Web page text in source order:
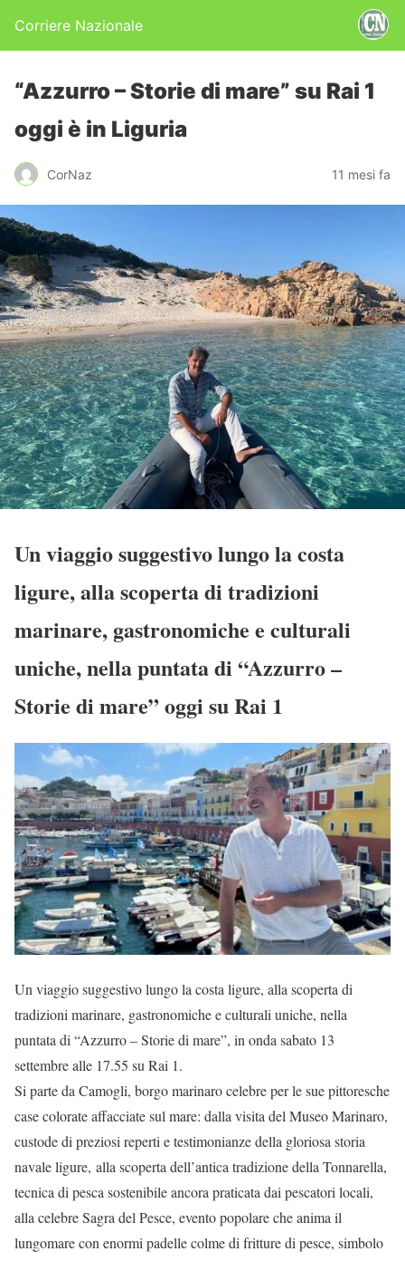
Corriere Nazionale
“Azzurro – Storie di mare” su Rai 1
oggi è in Liguria
CorNaz 11 mesi fa
Un viaggio suggestivo lungo la costa
ligure, alla scoperta di tradizioni
marinare, gastronomiche e culturali
uniche, nella puntata di “Azzurro –
Storie di mare” oggi su Rai 1
Un viaggio suggestivo lungo la costa ligure, alla scoperta di
tradizioni marinare, gastronomiche e culturali uniche, nella
puntata di “Azzurro – Storie di mare”, in onda sabato 13
settembre alle 17.55 su Rai 1.
Si parte da Camogli, borgo marinaro celebre per le sue pittoresche
case colorate affacciate sul mare: dalla visita del Museo Marinaro,
custode di preziosi reperti e testimonianze della gloriosa storia
navale ligure, alla scoperta dell’antica tradizione della Tonnarella,
tecnica di pesca sostenibile ancora praticata dai pescatori locali,
alla celebre Sagra del Pesce, evento popolare che anima il
lungomare con enormi padelle colme di fritture di pesce, simbolo